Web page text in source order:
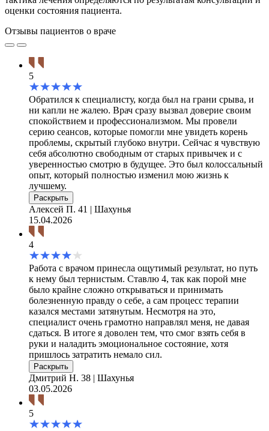
оценки состояния пациента.
Отзывы пациентов о враче
5
Обратился к специалисту, когда был на грани срыва, и
ни капли не жалею. Врач сразу вызвал доверие своим
спокойствием и профессионализмом. Мы провели
серию сеансов, которые помогли мне увидеть корень
проблемы, скрытый глубоко внутри. Сейчас я чувствую
себя абсолютно свободным от старых привычек и с
уверенностью смотрю в будущее. Это был колоссальный
опыт, который полностью изменил мою жизнь к
лучшему.
Раскрыть
Алексей П. 41 | Шахунья
15.04.2026
4
Работа с врачом принесла ощутимый результат, но путь
к нему был тернистым. Ставлю 4, так как порой мне
было крайне сложно открываться и принимать
болезненную правду о себе, а сам процесс терапии
казался местами затянутым. Несмотря на это,
специалист очень грамотно направлял меня, не давая
сдаться. В итоге я доволен тем, что смог взять себя в
руки и наладить эмоциональное состояние, хотя
пришлось затратить немало сил.
Раскрыть
Дмитрий Н. 38 | Шахунья
03.05.2026
5